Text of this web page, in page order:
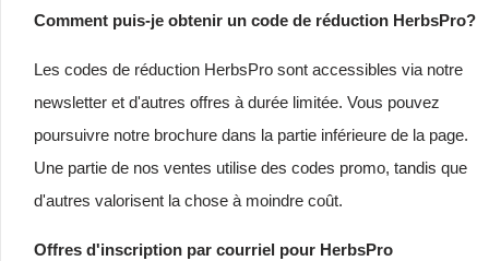
Comment puis-je obtenir un code de réduction HerbsPro?
Les codes de réduction HerbsPro sont accessibles via notre
newsletter et d'autres offres à durée limitée. Vous pouvez
poursuivre notre brochure dans la partie inférieure de la page.
Une partie de nos ventes utilise des codes promo, tandis que
d'autres valorisent la chose à moindre coût.
Offres d'inscription par courriel pour HerbsPro